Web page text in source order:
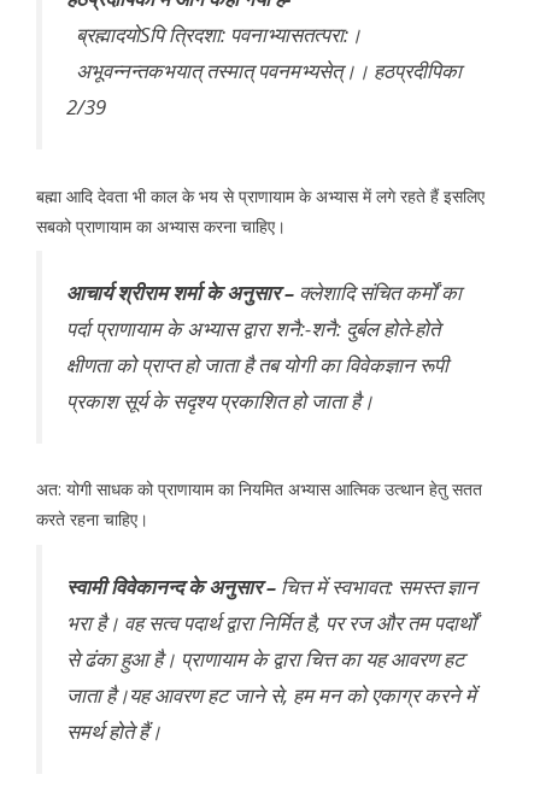
ब्रह्मादयोSपि त्रिदशा: पवनाभ्यासतत्परा:।
अभूवन्नन्तकभयात् तस्मात् पवनमभ्यसेत्।। हठप्रदीपिका
2/39
बह्मा आदि देवता भी काल के भय से प्राणायाम के अभ्यास में लगे रहते हैं इसलिए
सबको प्राणायाम का अभ्यास करना चाहिए।
आचार्य श्रीराम शर्मा के अनुसार – क्लेशादि संचित कर्मों का
पर्दा प्राणायाम के अभ्यास द्वारा शनै:-शनै: दुर्बल होते-होते
क्षीणता को प्राप्त हो जाता है तब योगी का विवेकज्ञान रूपी
प्रकाश सूर्य के सदृश्य प्रकाशित हो जाता है।
अत: योगी साधक को प्राणायाम का नियमित अभ्यास आत्मिक उत्थान हेतु सतत
करते रहना चाहिए।
स्वामी विवेकानन्द के अनुसार – चित्त में स्वभावत: समस्त ज्ञान
भरा है। वह सत्व पदार्थ द्वारा निर्मित है, पर रज और तम पदार्थों
से ढंका हुआ है। प्राणायाम के द्वारा चित्त का यह आवरण हट
जाता है।यह आवरण हट जाने से, हम मन को एकाग्र करने में
समर्थ होते हैं।